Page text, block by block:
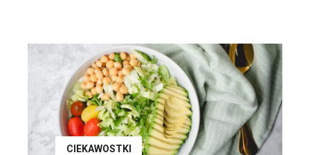
CIEKAWOSTKI